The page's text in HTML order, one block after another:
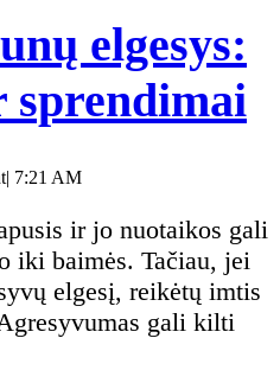
ir
laiko
tam
elgesys:
sprendimai
| 7:21 AM
iki baimės. Tačiau, jei
elgesį, reikėtų imtis
gali kilti